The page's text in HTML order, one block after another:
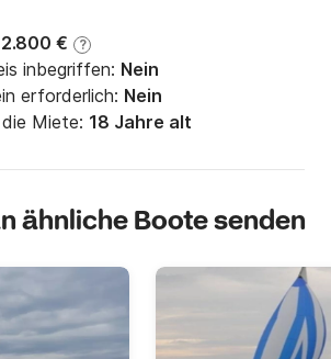
2.800 € ?
inbegriffen: Nein
erforderlich: Nein
Miete: 18 Jahre alt
ähnliche Boote senden